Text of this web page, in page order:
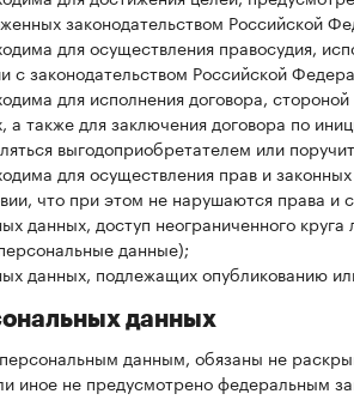
законодательством Российской
для осуществления правосудия,
с законодательством Российской
для исполнения договора,
а также для заключения договора по
выгодоприобретателем или
для осуществления прав и
что при этом не нарушаются права и
данных, доступ неограниченного
данные);
данных, подлежащих опубликованию
данных
данным, обязаны не
иное не предусмотрено федеральным